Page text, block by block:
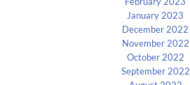
January 2023
December 2022
November 2022
October 2022
September 2022